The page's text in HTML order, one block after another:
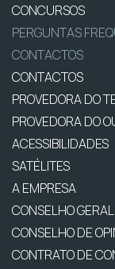
CONCURSOS
PERGUNTAS
CONTACTOS
CONTACTOS
PROVEDORA DO
PROVEDORA DO
ACESSIBILIDADES
SATÉLITES
A EMPRESA
CONSELHO
CONSELHO DE
CONTRATO DE